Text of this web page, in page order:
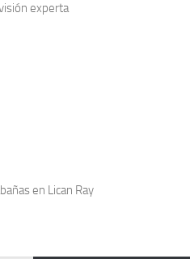
experta
en Lican Ray